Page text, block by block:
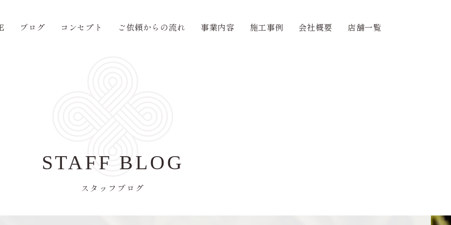
ブログ コンセプト ご依頼からの流れ 事業内容 施工事例 会社概要 店舗一覧
STAFF BLOG
スタッフブログ